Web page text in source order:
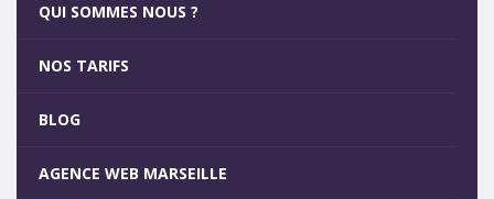
QUI SOMMES NOUS ?
NOS TARIFS
BLOG
AGENCE WEB MARSEILLE
Agence Web Plancoët
5
Votre site internet pour 29€